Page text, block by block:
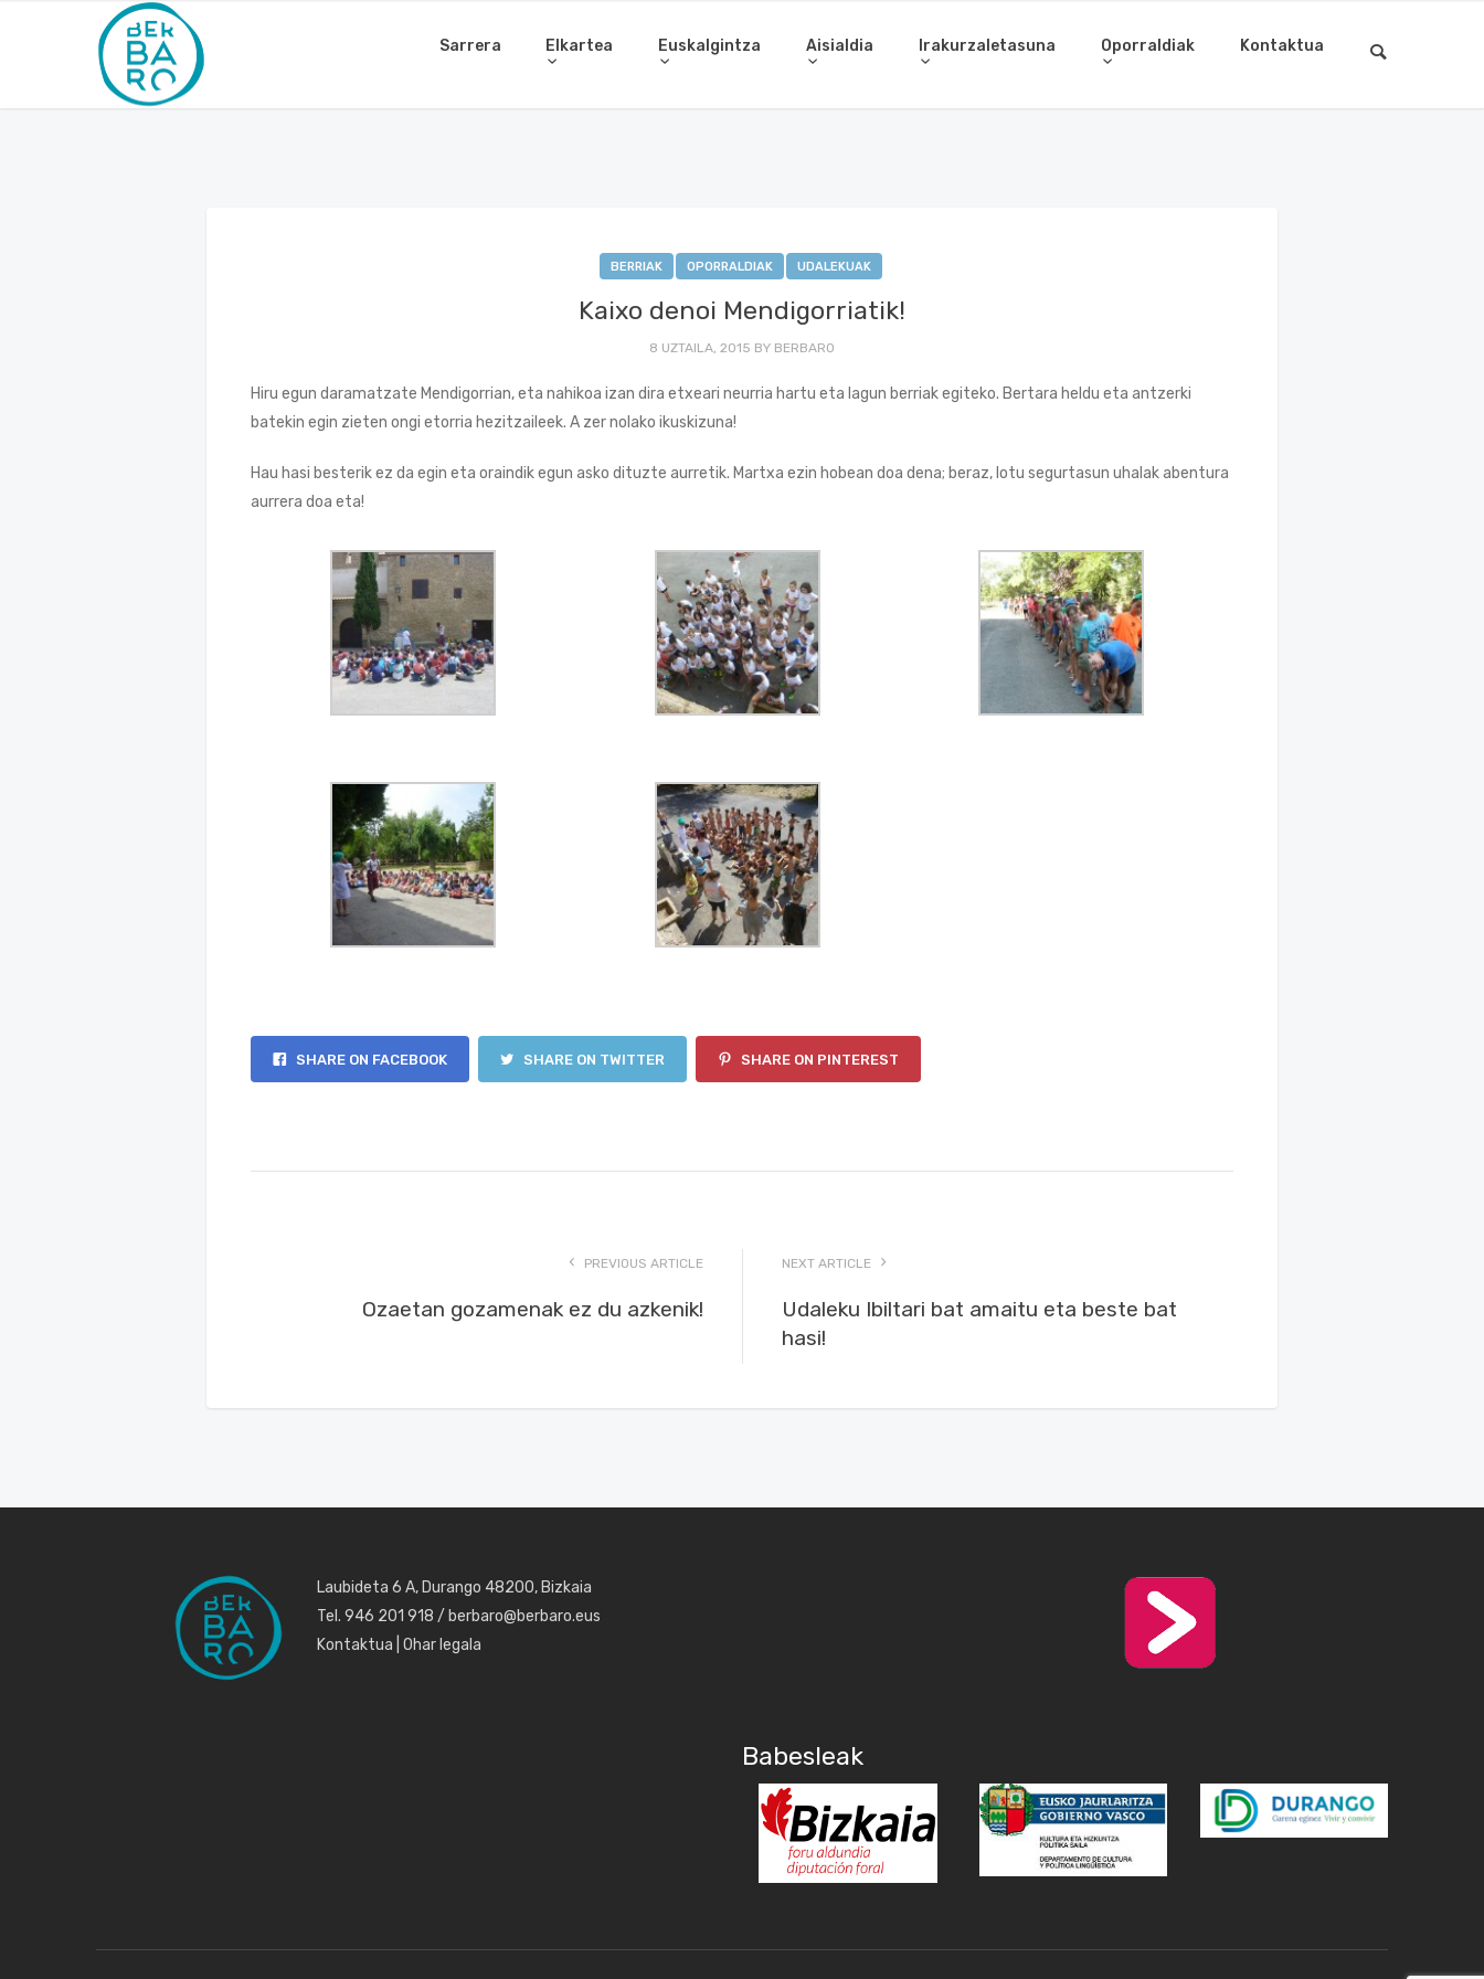
Sarrera Elkartea Euskalgintza Aisialdia Irakurzaletasuna Oporraldiak Kontaktua
BERRIAK OPORRALDIAK UDALEKUAK
Kaixo denoi Mendigorriatik!
8 UZTAILA, 2015 BY BERBARO
Hiru egun daramatzate Mendigorrian, eta nahikoa izan dira etxeari neurria hartu eta lagun berriak egiteko. Bertara heldu eta antzerki
batekin egin zieten ongi etorria hezitzaileek. A zer nolako ikuskizuna!
Hau hasi besterik ez da egin eta oraindik egun asko dituzte aurretik. Martxa ezin hobean doa dena; beraz, lotu segurtasun uhalak abentura
aurrera doa eta!
SHARE ON FACEBOOK SHARE ON TWITTER SHARE ON PINTEREST
PREVIOUS ARTICLE
Ozaetan gozamenak ez du azkenik!
NEXT ARTICLE
Udaleku Ibiltari bat amaitu eta beste bat
hasi!
Laubideta 6 A, Durango 48200, Bizkaia
Tel. 946 201 918 / berbaro@berbaro.eus
Kontaktua Ohar legala
Babesleak